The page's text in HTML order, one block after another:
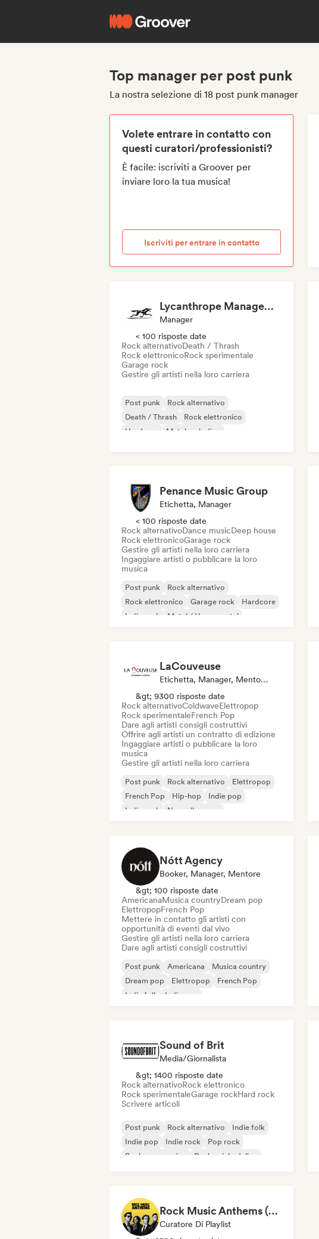
Top manager per post punk
La nostra selezione di 18 post punk manager
Volete entrare in contatto con
questi curatori/professionisti?
È facile: iscriviti a Groover per
inviare loro la tua musica!
Iscriviti per entrare in contatto
Lycanthrope Management
Manager
< 100 risposte date
Rock alternativoDeath / Thrash
Rock elettronicoRock sperimentale
Garage rock
Gestire gli artisti nella loro carriera
Post punk
Rock alternativo
Death / Thrash
Rock elettronico
Hardcore
Metal melodico
Penance Music Group
Etichetta, Manager
< 100 risposte date
Rock alternativoDance musicDeep house
Rock elettronicoGarage rock
Gestire gli artisti nella loro carriera
Ingaggiare artisti o pubblicare la loro
musica
Post punk
Rock alternativo
Rock elettronico
Garage rock
Hardcore
Indie rock
Metal / Heavy metal
LaCouveuse
Etichetta, Manager, Mentore, Editore
&gt; 9300 risposte date
Rock alternativoColdwaveElettropop
Rock sperimentaleFrench Pop
Dare agli artisti consigli costruttivi
Offrire agli artisti un contratto di edizione
Ingaggiare artisti o pubblicare la loro
musica
Gestire gli artisti nella loro carriera
Post punk Rock alternativo
Elettropop
French Pop
Hip-hop
Indie pop
Indie rock
Nouvelle scene
Nótt Agency
Booker, Manager, Mentore
&gt; 100 risposte date
AmericanaMusica countryDream pop
ElettropopFrench Pop
Mettere in contatto gli artisti con
opportunità di eventi dal vivo
Gestire gli artisti nella loro carriera
Dare agli artisti consigli costruttivi
Post punk Americana
Musica country
Dream pop
Elettropop
French Pop
Indie folk
Indie pop
Sound of Brit
Media/Giornalista
&gt; 1400 risposte date
Rock alternativoRock elettronico
Rock sperimentaleGarage rockHard rock
Scrivere articoli
Post punk Rock alternativo
Indie folk
Indie pop
Indie rock
Pop rock
Rock progressivo
Rock psichedelico
Rock Music Anthems (MonkeyPlaylists)
Curatore Di Playlist